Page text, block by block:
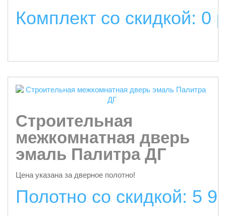
Комплект со скидкой: 0
Строительная
межкомнатная дверь
эмаль Палитра ДГ
Цена указана за дверное полотно!
Полотно со скидкой: 5